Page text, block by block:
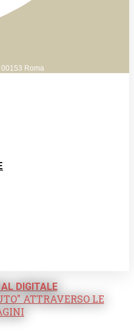
Roma
DIGITALE
ATTRAVERSO LE